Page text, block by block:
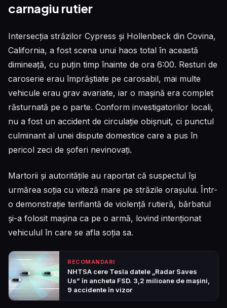
carnagiu rutier
Intersecția străzilor Cypress și Hollenbeck din Covina,
California, a fost scena unui haos total în această
dimineață, cu puțin timp înainte de ora 6:00. Resturi de
caroserie erau împrăștiate pe carosabil, mai multe
vehicule erau grav avariate, iar o mașină era complet
răsturnată pe o parte. Conform investigatorilor locali,
nu a fost un accident de circulație obișnuit, ci punctul
culminant al unei dispute domestice care a pus în
pericol zeci de șoferi nevinovați.
Martorii și autoritățile au raportat că suspectul își
urmărea soția cu viteză mare pe străzile orașului. Într-
o demonstrație terifiantă de violență rutieră, bărbatul
și-a folosit mașina ca pe o armă, lovind intenționat
vehiculul în care se afla soția sa.
RECOMANDARI
NHTSA cere Tesla datele „Radar Saves
Us” în ancheta FSD. 3,2 milioane de mașini,
9 accidente în vizor